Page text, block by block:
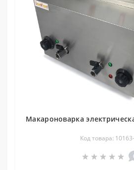
Макароноварка
Код товара: